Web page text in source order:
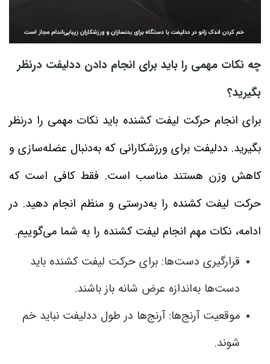
چه نکات مهمی را باید برای انجام دادن ددلیفت درنظر
بگیرید؟
برای انجام حرکت لیفت کشنده باید نکات مهمی را درنظر
بگیرید. ددلیفت برای ورزشکارانی که به‌دنبال عضله‌سازی و
کاهش وزن هستند مناسب است. فقط کافی است که
حرکت لیفت کشنده را به‌درستی و منظم انجام دهید. در
ادامه، نکات مهم انجام لیفت کشنده را به شما می‌گوییم.
قرارگیری دست‌ها: برای حرکت لیفت کشنده باید
دست‌ها به‌اندازه عرض شانه باز باشند.
موقعیت آرنج‌ها: آرنج‌ها در طول ددلیفت نباید خم
شوند.